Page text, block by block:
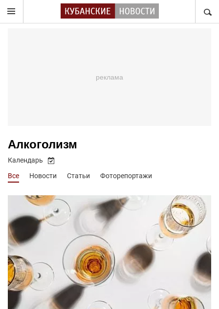
Алкоголизм
Все Новости Статьи Фоторепортажи
Календарь